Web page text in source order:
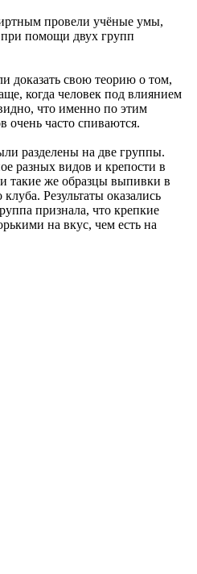
провели учёные умы,
при помощи двух групп
доказать свою теорию о том,
когда человек под влиянием
что именно по этим
очень часто спиваются.
разделены на две группы.
разных видов и крепости в
такие же образцы выпивки в
Результаты оказались
признала, что крепкие
на вкус, чем есть на